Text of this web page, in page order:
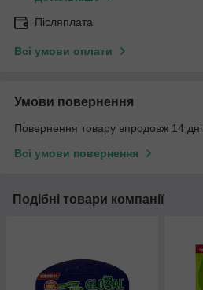
Післяплата
Всі умови оплати
Умови повернення
Повернення товару впродовж 14
Всі умови повернення
Подібні товари компанії